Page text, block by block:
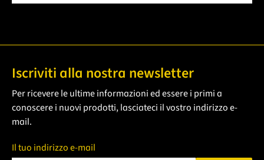
Iscriviti alla nostra newsletter
Per ricevere le ultime informazioni ed essere i primi a
conoscere i nuovi prodotti, lasciateci il vostro indirizzo e-
mail.
Il tuo indirizzo e-mail